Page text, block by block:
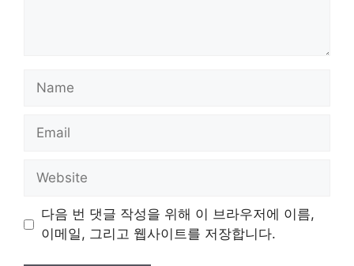
Name
Email
Website
다음 번 댓글 작성을 위해 이 브라우저에 이름,
이메일, 그리고 웹사이트를 저장합니다.